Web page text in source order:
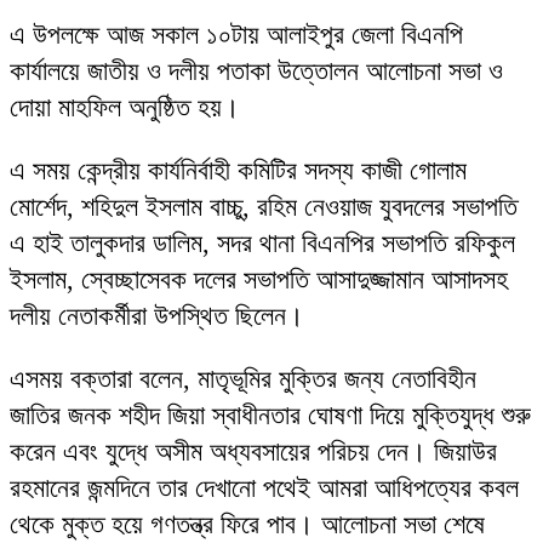
এ উপলক্ষে আজ সকাল ১০টায় আলাইপুর জেলা বিএনপি
কার্যালয়ে জাতীয় ও দলীয় পতাকা উত্তোলন আলোচনা সভা ও
দোয়া মাহফিল অনুষ্ঠিত হয়।
এ সময় কেন্দ্রীয় কার্যনির্বাহী কমিটির সদস্য কাজী গোলাম
মোর্শেদ, শহিদুল ইসলাম বাচ্চু, রহিম নেওয়াজ যুবদলের সভাপতি
এ হাই তালুকদার ডালিম, সদর থানা বিএনপির সভাপতি রফিকুল
ইসলাম, স্বেচ্ছাসেবক দলের সভাপতি আসাদুজ্জামান আসাদসহ
দলীয় নেতাকর্মীরা উপস্থিত ছিলেন।
এসময় বক্তারা বলেন, মাতৃভূমির মুক্তির জন্য নেতাবিহীন
জাতির জনক শহীদ জিয়া স্বাধীনতার ঘোষণা দিয়ে মুক্তিযুদ্ধ শুরু
করেন এবং যুদ্ধে অসীম অধ্যবসায়ের পরিচয় দেন। জিয়াউর
রহমানের জন্মদিনে তার দেখানো পথেই আমরা আধিপত্যের কবল
থেকে মুক্ত হয়ে গণতন্ত্র ফিরে পাব। আলোচনা সভা শেষে